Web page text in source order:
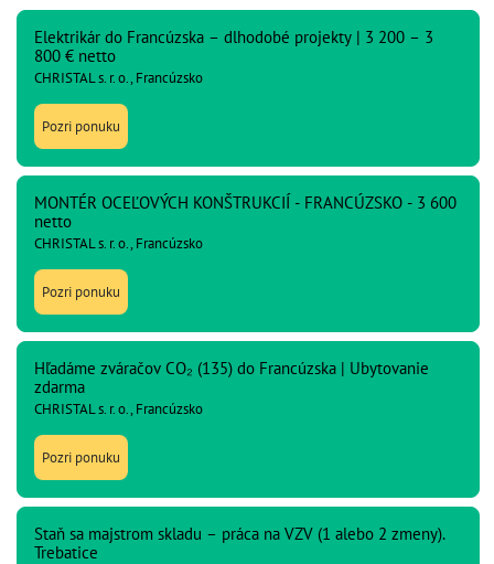
Elektrikár do Francúzska – dlhodobé projekty | 3 200 – 3
800 € netto
CHRISTAL s. r. o., Francúzsko
Pozri ponuku
MONTÉR OCEĽOVÝCH KONŠTRUKCIÍ - FRANCÚZSKO - 3 600
netto
CHRISTAL s. r. o., Francúzsko
Pozri ponuku
Hľadáme zváračov CO₂ (135) do Francúzska | Ubytovanie
zdarma
CHRISTAL s. r. o., Francúzsko
Pozri ponuku
Staň sa majstrom skladu – práca na VZV (1 alebo 2 zmeny).
Trebatice